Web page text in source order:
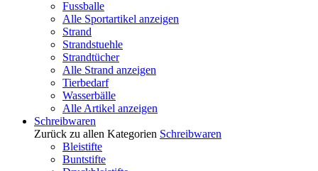
Fussballe
Alle Sportartikel anzeigen
Strand
Strandstuehle
Strandtücher
Alle Strand anzeigen
Tierbedarf
Wasserbälle
Alle Artikel anzeigen
Schreibwaren
Zurück zu allen Kategorien Schreibwaren
Bleistifte
Buntstifte